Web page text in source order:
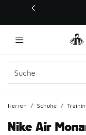
Dieser Link öffnet sich
Herren / Schuhe /
Nike Air